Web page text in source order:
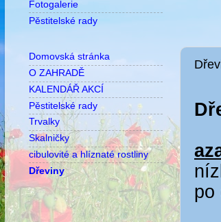
po
Fotogalerie
Pěstitelské rady
Domovská stránka
O ZAHRADĚ
KALENDÁŘ AKCÍ
Pěstitelské rady
Trvalky
Skalničky
cibulovité a hlíznaté rostliny
Dřeviny